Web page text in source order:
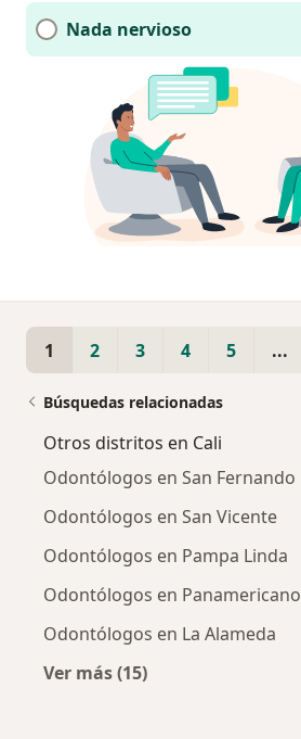
Nada nervioso
1 2 3 4 5 ...
Búsquedas relacionadas
Otros distritos en Cali
Odontólogos en San Fernando
Odontólogos en San Vicente
Odontólogos en Pampa Linda
Odontólogos en Panamericano
Odontólogos en La Alameda
Ver más (15)